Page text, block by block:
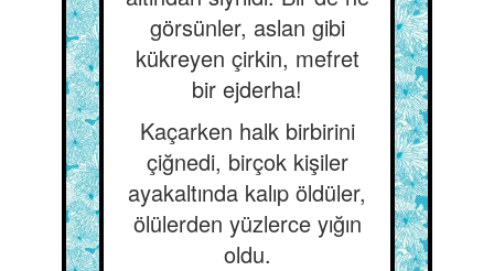
görsünler, aslan gibi
kükreyen çirkin, mefret
bir ejderha!
Kaçarken halk birbirini
çiğnedi, birçok kişiler
ayakaltında kalıp öldüler,
ölülerden yüzlerce yığın
oldu.